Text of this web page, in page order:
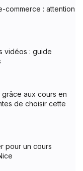
commerce : attention
vidéos : guide
aux cours en
de choisir cette
pour un cours